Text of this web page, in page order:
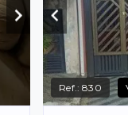
Ref.:830